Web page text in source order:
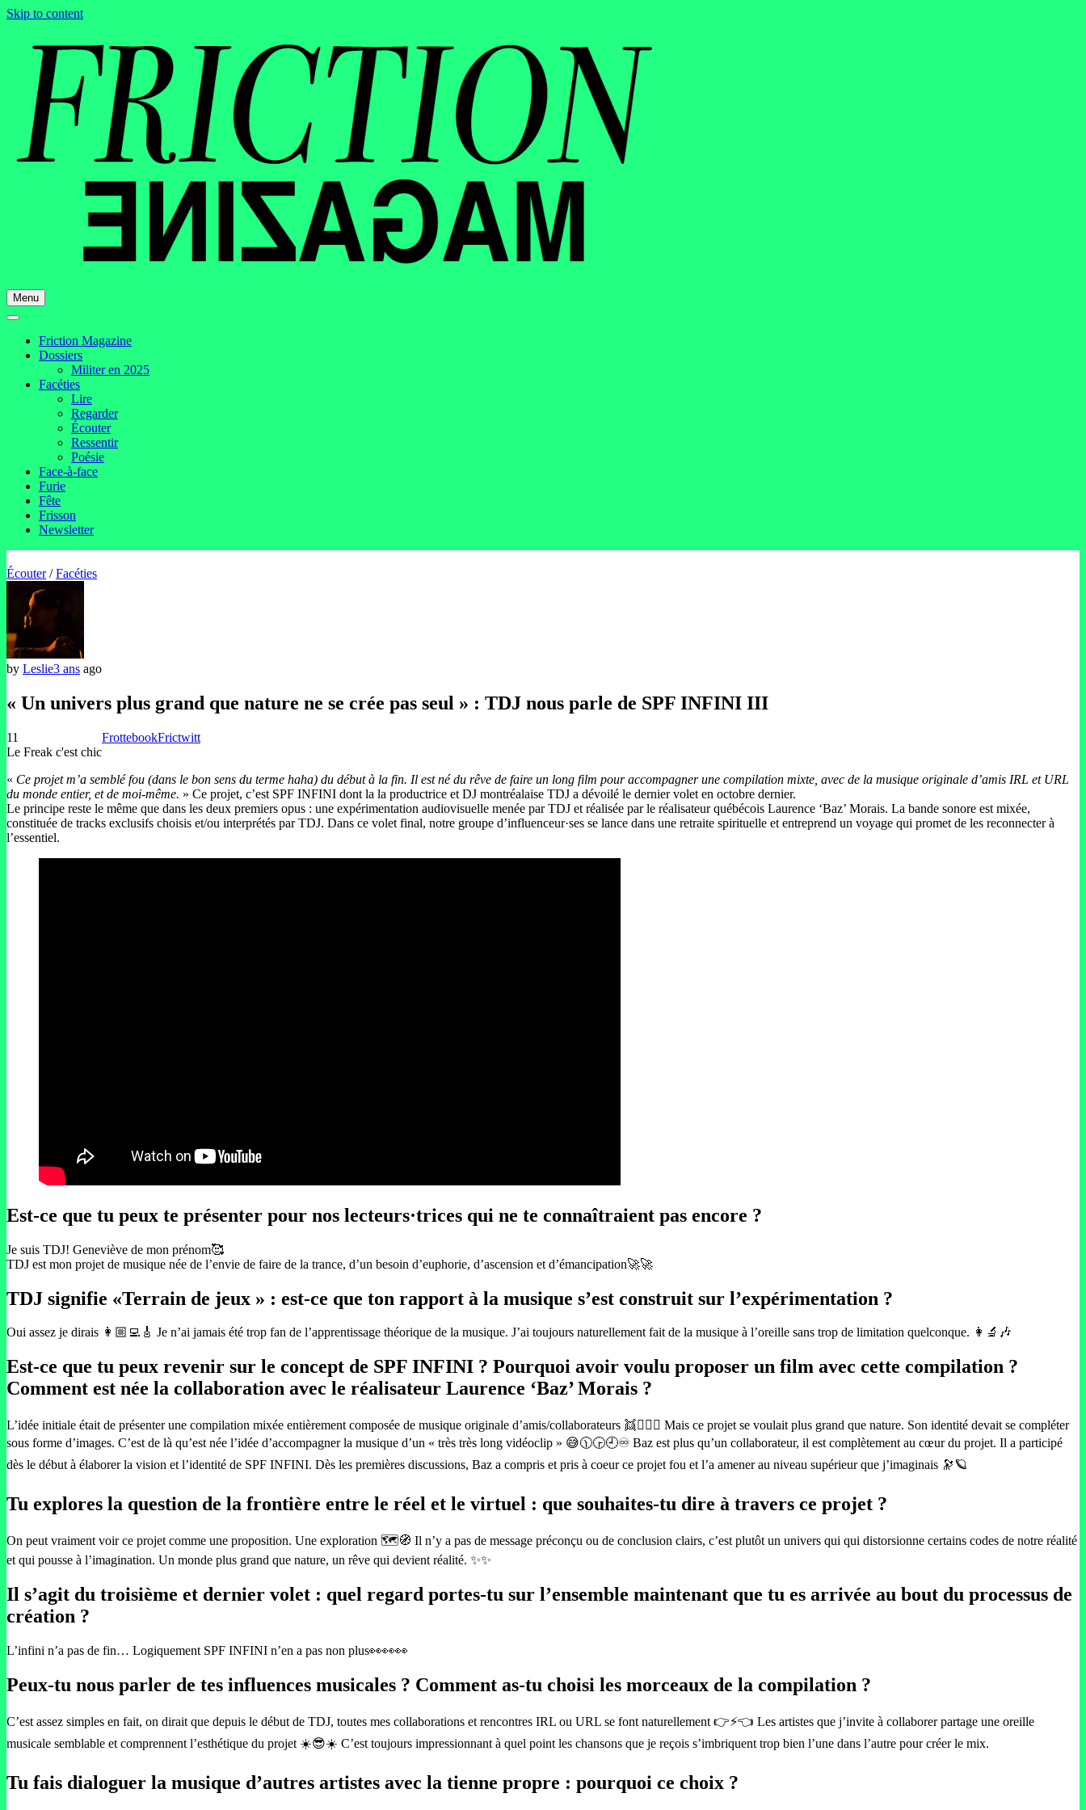
Skip to content
Menu
Friction Magazine
Dossiers
Militer en 2025
Facéties
Lire
Regarder
Écouter
Ressentir
Poésie
Face-à-face
Furie
Fête
Frisson
Newsletter
Écouter/Facéties
by Leslie3 ans ago
« Un univers plus grand que nature ne se crée pas seul » : TDJ nous parle de SPF INFINI III
11
Le Freak c'est chic
FrottebookFrictwitt
« Ce projet m’a semblé fou (dans le bon sens du terme haha) du début à la fin. Il est né du rêve de faire un long film pour accompagner une compilation mixte, avec de la musique originale d’amis IRL et URL
du monde entier, et de moi-même. » Ce projet, c’est SPF INFINI dont la la productrice et DJ montréalaise TDJ a dévoilé le dernier volet en octobre dernier.
Le principe reste le même que dans les deux premiers opus : une expérimentation audiovisuelle menée par TDJ et réalisée par le réalisateur québécois Laurence ‘Baz’ Morais. La bande sonore est mixée,
constituée de tracks exclusifs choisis et/ou interprétés par TDJ. Dans ce volet final, notre groupe d’influenceur·ses se lance dans une retraite spirituelle et entreprend un voyage qui promet de les reconnecter à
l’essentiel.
Est-ce que tu peux te présenter pour nos lecteurs·trices qui ne te connaîtraient pas encore ?
Je suis TDJ! Geneviève de mon prénom🥰
TDJ est mon projet de musique née de l’envie de faire de la trance, d’un besoin d’euphorie, d’ascension et d’émancipation🚀🚀
TDJ signifie «Terrain de jeux » : est-ce que ton rapport à la musique s’est construit sur l’expérimentation ?
Oui assez je dirais 👩🏼‍💻🎸 Je n’ai jamais été trop fan de l’apprentissage théorique de la musique. J’ai toujours naturellement fait de la musique à l’oreille sans trop de limitation quelconque. 👩‍🔬🎶
Est-ce que tu peux revenir sur le concept de SPF INFINI ? Pourquoi avoir voulu proposer un film avec cette compilation ?
Comment est née la collaboration avec le réalisateur Laurence ‘Baz’ Morais ?
L’idée initiale était de présenter une compilation mixée entièrement composée de musique originale d’amis/collaborateurs 👯👯‍♀️✨ Mais ce projet se voulait plus grand que nature. Son identité devait se compléter
sous forme d’images. C’est de là qu’est née l’idée d’accompagner la musique d’un « très très long vidéoclip » 😅🕦🕞🕘♾️ Baz est plus qu’un collaborateur, il est complètement au cœur du projet. Il a participé
dès le début à élaborer la vision et l’identité de SPF INFINI. Dès les premières discussions, Baz a compris et pris à coeur ce projet fou et l’a amener au niveau supérieur que j’imaginais 🔭🪐
Tu explores la question de la frontière entre le réel et le virtuel : que souhaites-tu dire à travers ce projet ?
On peut vraiment voir ce projet comme une proposition. Une exploration 🗺️🧭 Il n’y a pas de message préconçu ou de conclusion clairs, c’est plutôt un univers qui qui distorsionne certains codes de notre réalité
et qui pousse à l’imagination. Un monde plus grand que nature, un rêve qui devient réalité. ✨✨
Il s’agit du troisième et dernier volet : quel regard portes-tu sur l’ensemble maintenant que tu es arrivée au bout du processus de
création ?
L’infini n’a pas de fin… Logiquement SPF INFINI n’en a pas non plus👀👀👀
Peux-tu nous parler de tes influences musicales ? Comment as-tu choisi les morceaux de la compilation ?
C’est assez simples en fait, on dirait que depuis le début de TDJ, toutes mes collaborations et rencontres IRL ou URL se font naturellement 👉⚡️👈 Les artistes que j’invite à collaborer partage une oreille
musicale semblable et comprennent l’esthétique du projet ☀️😎☀️ C’est toujours impressionnant à quel point les chansons que je reçois s’imbriquent trop bien l’une dans l’autre pour créer le mix.
Tu fais dialoguer la musique d’autres artistes avec la tienne propre : pourquoi ce choix ?